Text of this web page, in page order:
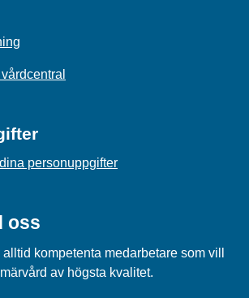
personuppgifter
oss
kompetenta medarbetare som vill
av högsta kvalitet.